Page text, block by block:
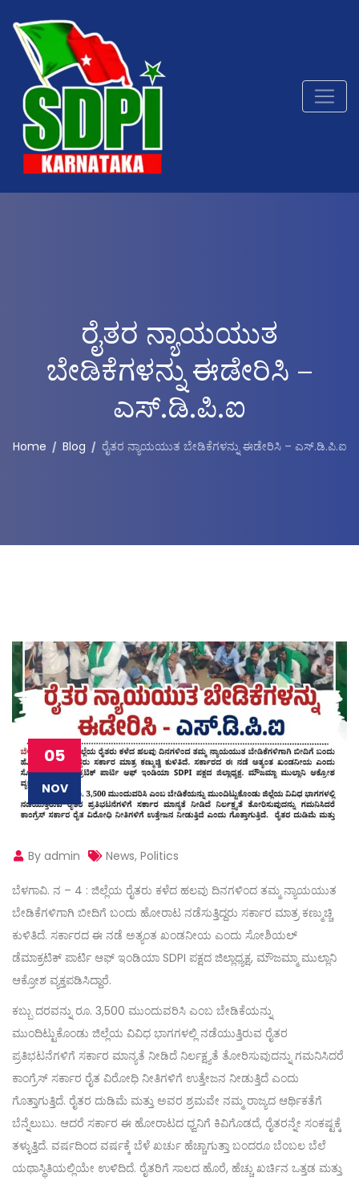
ರೈತರ ನ್ಯಾಯಯುತ
ಬೇಡಿಕೆಗಳನ್ನು ಈಡೇರಿಸಿ –
ಎಸ್.ಡಿ.ಪಿ.ಐ
Home Blog ರೈತರ ನ್ಯಾಯಯುತ ಬೇಡಿಕೆಗಳನ್ನು ಈಡೇರಿಸಿ – ಎಸ್.ಡಿ.ಪಿ.ಐ
05
NOV
By admin News, Politics
ಬೆಳಗಾವಿ. ನ – 4 : ಜಿಲ್ಲೆಯ ರೈತರು ಕಳೆದ ಹಲವು ದಿನಗಳಿಂದ ತಮ್ಮ ನ್ಯಾಯಯುತ
ಬೇಡಿಕೆಗಳಿಗಾಗಿ ಬೀದಿಗೆ ಬಂದು ಹೋರಾಟ ನಡೆಸುತ್ತಿದ್ದರು ಸರ್ಕಾರ ಮಾತ್ರ ಕಣ್ಮುಚ್ಚಿ
ಕುಳಿತಿದೆ. ಸರ್ಕಾರದ ಈ ನಡೆ ಅತ್ಯಂತ ಖಂಡನೀಯ ಎಂದು ಸೋಶಿಯಲ್
ಡೆಮಾಕ್ರಟಿಕ್ ಪಾರ್ಟಿ ಆಫ್ ಇಂಡಿಯಾ SDPI ಪಕ್ಷದ ಜಿಲ್ಲಾಧ್ಯಕ್ಷ, ಮೌಜಮ್ಮಾ ಮುಲ್ಲಾನಿ
ಆಕ್ರೋಶ ವ್ಯಕ್ತಪಡಿಸಿದ್ದಾರೆ.
ಕಬ್ಬು ದರವನ್ನು ರೂ. 3,500 ಮುಂದುವರಿಸಿ ಎಂಬ ಬೇಡಿಕೆಯನ್ನು
ಮುಂದಿಟ್ಟುಕೊಂಡು ಜಿಲ್ಲೆಯ ವಿವಿಧ ಭಾಗಗಳಲ್ಲಿ ನಡೆಯುತ್ತಿರುವ ರೈತರ
ಪ್ರತಿಭಟನೆಗಳಿಗೆ ಸರ್ಕಾರ ಮಾನ್ಯತೆ ನೀಡಿದೆ ನಿರ್ಲಕ್ಷ್ಯತೆ ತೋರಿಸುವುದನ್ನು ಗಮನಿಸಿದರೆ
ಕಾಂಗ್ರೆಸ್ ಸರ್ಕಾರ ರೈತ ವಿರೋಧಿ ನೀತಿಗಳಿಗೆ ಉತ್ತೇಜನ ನೀಡುತ್ತಿದೆ ಎಂದು
ಗೊತ್ತಾಗುತ್ತಿದೆ. ರೈತರ ದುಡಿಮೆ ಮತ್ತು ಅವರ ಶ್ರಮವೇ ನಮ್ಮ ರಾಜ್ಯದ ಆರ್ಥಿಕತೆಗೆ
ಬೆನ್ನೆಲುಬು. ಆದರೆ ಸರ್ಕಾರ ಈ ಹೋರಾಟದ ಧ್ವನಿಗೆ ಕಿವಿಗೊಡದೆ, ರೈತರನ್ನೇ ಸಂಕಷ್ಟಕ್ಕೆ
ತಳ್ಳುತ್ತಿದೆ. ವರ್ಷದಿಂದ ವರ್ಷಕ್ಕೆ ಬೆಳೆ ಖರ್ಚು ಹೆಚ್ಚಾಗುತ್ತಾ ಬಂದರೂ ಬೆಂಬಲ ಬೆಲೆ
ಯಥಾಸ್ಥಿತಿಯಲ್ಲಿಯೇ ಉಳಿದಿದೆ. ರೈತರಿಗೆ ಸಾಲದ ಹೊರೆ, ಹೆಚ್ಚು ಖರ್ಚಿನ ಒತ್ತಡ ಮತ್ತು